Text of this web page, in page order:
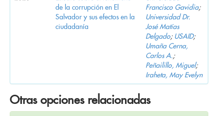
de la corrupción en El
Salvador y sus efectos en la
ciudadanía
Francisco Gavidia;
Universidad Dr.
José Matías
Delgado; USAID;
Umaña Cerna,
Carlos A.;
Peñailillo, Miguel;
Iraheta, May Evelyn
Otras opciones relacionadas